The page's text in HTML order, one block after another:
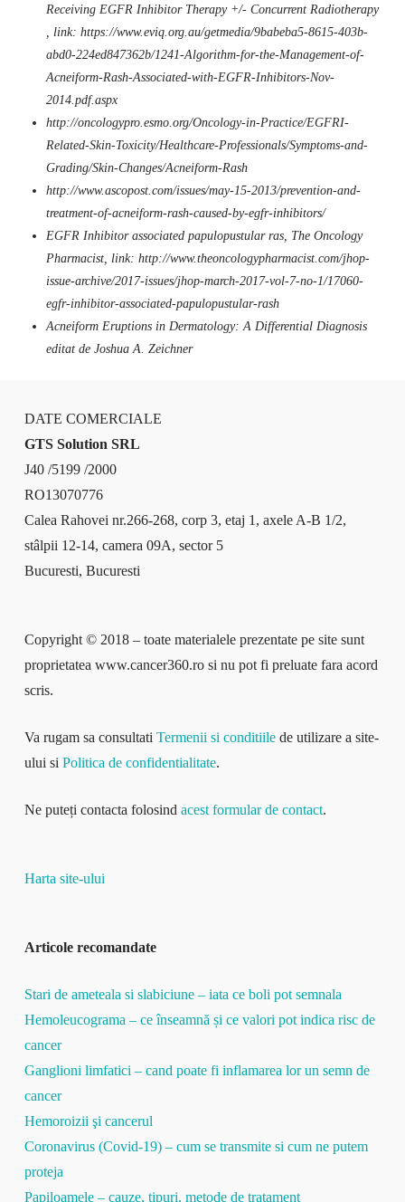
Receiving EGFR Inhibitor Therapy +/- Concurrent Radiotherapy
, link: https://www.eviq.org.au/getmedia/9babeba5-8615-403b-
abd0-224ed847362b/1241-Algorithm-for-the-Management-of-
Acneiform-Rash-Associated-with-EGFR-Inhibitors-Nov-
2014.pdf.aspx
http://oncologypro.esmo.org/Oncology-in-Practice/EGFRI-
Related-Skin-Toxicity/Healthcare-Professionals/Symptoms-and-
Grading/Skin-Changes/Acneiform-Rash
http://www.ascopost.com/issues/may-15-2013/prevention-and-
treatment-of-acneiform-rash-caused-by-egfr-inhibitors/
EGFR Inhibitor associated papulopustular ras, The Oncology
Pharmacist, link: http://www.theoncologypharmacist.com/jhop-
issue-archive/2017-issues/jhop-march-2017-vol-7-no-1/17060-
egfr-inhibitor-associated-papulopustular-rash
Acneiform Eruptions in Dermatology: A Differential Diagnosis
editat de Joshua A. Zeichner
DATE COMERCIALE
GTS Solution SRL
J40 /5199 /2000
RO13070776
Calea Rahovei nr.266-268, corp 3, etaj 1, axele A-B 1/2,
stâlpii 12-14, camera 09A, sector 5
Bucuresti, Bucuresti
Copyright © 2018 – toate materialele prezentate pe site sunt
proprietatea www.cancer360.ro si nu pot fi preluate fara acord
scris.
Va rugam sa consultati Termenii si conditiilede utilizare a site-
ului si Politica de confidentialitate.
Ne puteți contacta folosind acest formular de contact.
Harta site-ului
Articole recomandate
Stari de ameteala si slabiciune – iata ce boli pot semnala
Hemoleucograma – ce înseamnă și ce valori pot indica risc de
cancer
Ganglioni limfatici – cand poate fi inflamarea lor un semn de
cancer
Hemoroizii şi cancerul
Coronavirus (Covid-19) – cum se transmite si cum ne putem
proteja
Papiloamele – cauze, tipuri, metode de tratament